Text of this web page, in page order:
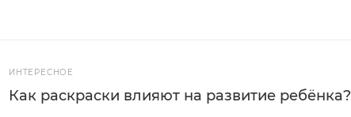
ИНТЕРЕСНОЕ
Как раскраски влияют на развитие ребёнка?